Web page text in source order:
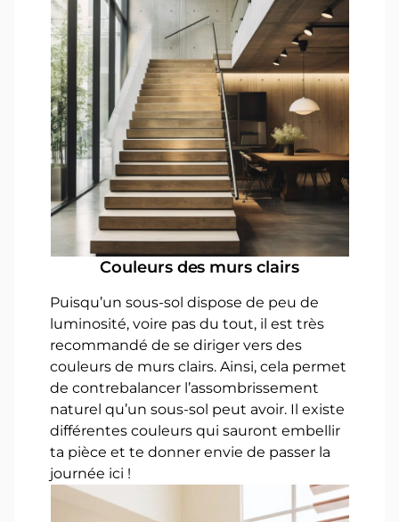
Couleurs des murs clairs
Puisqu’un sous-sol dispose de peu de
luminosité, voire pas du tout, il est très
recommandé de se diriger vers des
couleurs de murs clairs. Ainsi, cela permet
de contrebalancer l’assombrissement
naturel qu’un sous-sol peut avoir. Il existe
différentes couleurs qui sauront embellir
ta pièce et te donner envie de passer la
journée ici !